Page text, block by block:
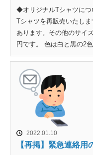
◆オリジナルTシャツにつ
Tシャツを再販売いたし
あります。その他のサイ
円です。 色は白と黒の2
2022.01.10
【再掲】緊急連絡